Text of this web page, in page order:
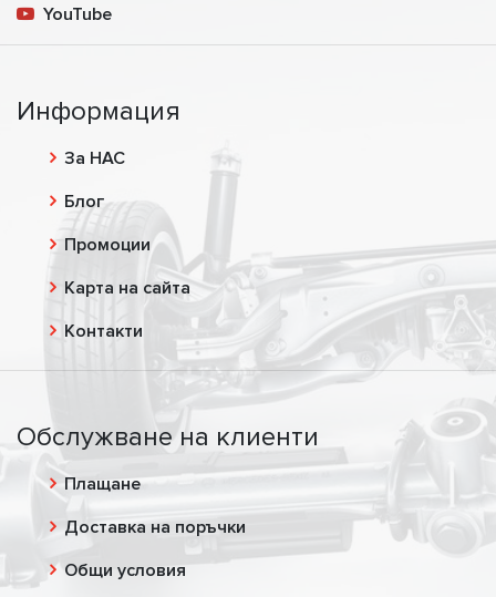
YouTube
Информация
За НАС
Блог
Промоции
Карта на сайта
Контакти
Обслужване на клиенти
Плащане
Доставка на поръчки
Общи условия